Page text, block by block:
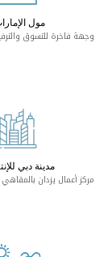
مول الإمارات
فاخرة للتسوق والترفيه
مدينة دبي للإنترنت
أعمال يزدان بالمقاهي